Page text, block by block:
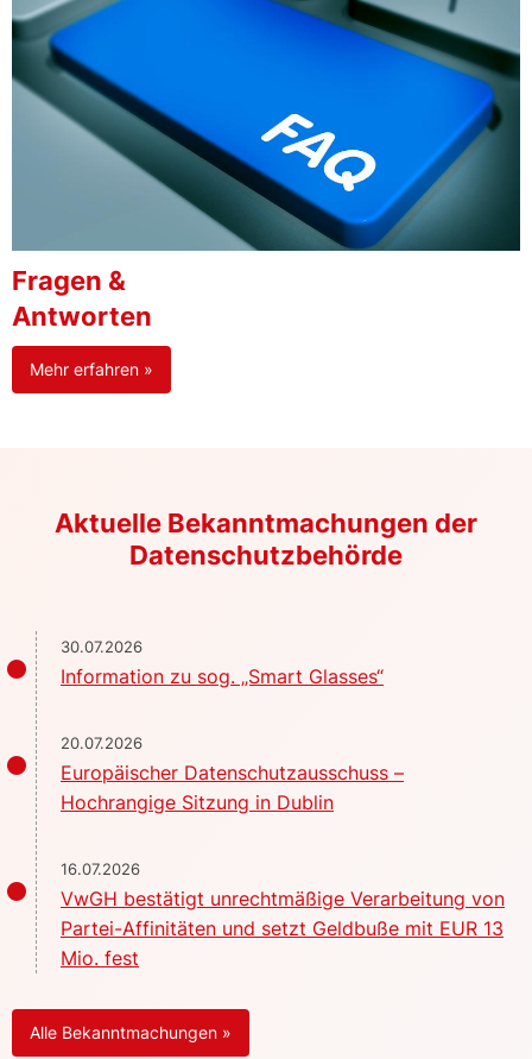
Fragen &
Antworten
Mehr erfahren »
Aktuelle Bekanntmachungen der
Datenschutzbehörde
30.07.2026
Information zu sog. „Smart Glasses“
20.07.2026
Europäischer Datenschutzausschuss –
Hochrangige Sitzung in Dublin
16.07.2026
VwGH bestätigt unrechtmäßige Verarbeitung von
Partei-Affinitäten und setzt Geldbuße mit EUR 13
Mio. fest
Alle Bekanntmachungen »